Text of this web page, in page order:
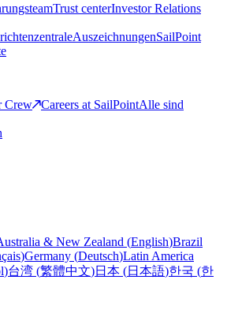
Trust centerInvestor Relations
AuszeichnungenSailPoint
Crew
Careers at SailPointAlle sind
& New Zealand (English)Brazil
)Germany (Deutsch)Latin America
)台湾 (繁體中文)日本 (日本語)한국 (한